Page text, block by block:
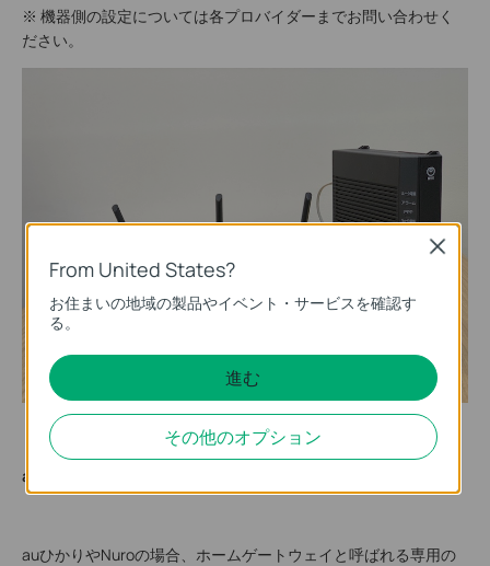
※ 機器側の設定については各プロバイダーまでお問い合わせく
ださい。
auひかりやNuroをご利用の場合
auひかりやNuroの場合、ホームゲートウェイと呼ばれる専用の
From United States?
お住まいの地域の製品やイベント・サービスを確認す
る。
進む
その他のオプション
Close